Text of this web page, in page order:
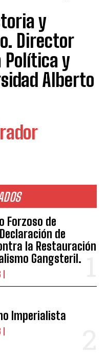
Forzoso de
de
la Restauración
Gangsteril.
Imperialista
y
Director
Política y
Alberto